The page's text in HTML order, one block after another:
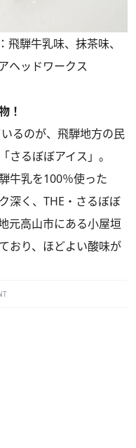
騨牛乳味、抹茶味、
ヘッドワークス
！
るのが、飛騨地方の民
さるぼぼアイス」。
牛乳を100％使った
深く、THE・さるぼぼ
元高山市にある小屋垣
おり、ほどよい酸味が